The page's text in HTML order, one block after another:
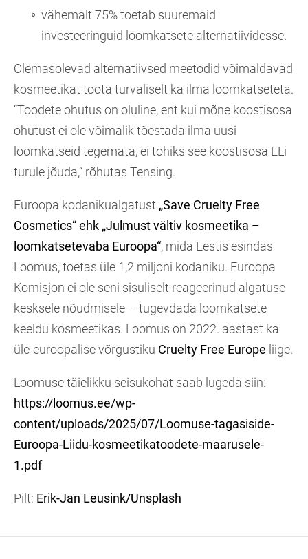
vähemalt 75% toetab suuremaid
investeeringuid loomkatsete alternatiividesse.
Olemasolevad alternatiivsed meetodid võimaldavad
kosmeetikat toota turvaliselt ka ilma loomkatseteta.
“Toodete ohutus on oluline, ent kui mõne koostisosa
ohutust ei ole võimalik tõestada ilma uusi
loomkatseid tegemata, ei tohiks see koostisosa ELi
turule jõuda,” rõhutas Tensing.
Euroopa kodanikualgatust „Save Cruelty Free
Cosmetics“ ehk „Julmust vältiv kosmeetika –
loomkatsetevaba Euroopa“, mida Eestis esindas
Loomus, toetas üle 1,2 miljoni kodaniku. Euroopa
Komisjon ei ole seni sisuliselt reageerinud algatuse
kesksele nõudmisele – tugevdada loomkatsete
keeldu kosmeetikas. Loomus on 2022. aastast ka
üle-euroopalise võrgustiku Cruelty Free Europe liige.
Loomuse täielikku seisukohat saab lugeda siin:
https://loomus.ee/wp-
content/uploads/2025/07/Loomuse-tagasiside-
Euroopa-Liidu-kosmeetikatoodete-maarusele-
1.pdf
Pilt: Erik-Jan Leusink/Unsplash